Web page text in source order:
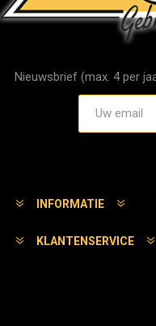
Nieuwsbrief (max. 4 per
INFORMATIE
KLANTENSERVICE